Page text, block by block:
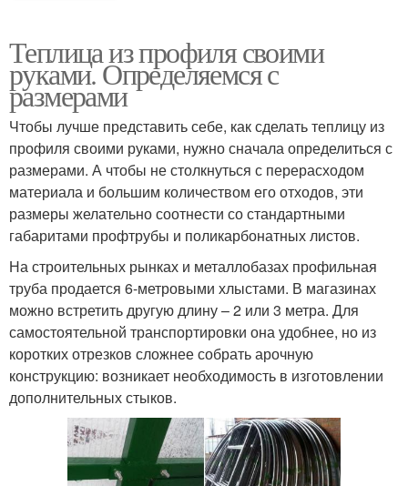
Теплица из профиля своими
руками. Определяемся с
размерами
Чтобы лучше представить себе, как сделать теплицу из
профиля своими руками, нужно сначала определиться с
размерами. А чтобы не столкнуться с перерасходом
материала и большим количеством его отходов, эти
размеры желательно соотнести со стандартными
габаритами профтрубы и поликарбонатных листов.
На строительных рынках и металлобазах профильная
труба продается 6-метровыми хлыстами. В магазинах
можно встретить другую длину – 2 или 3 метра. Для
самостоятельной транспортировки она удобнее, но из
коротких отрезков сложнее собрать арочную
конструкцию: возникает необходимость в изготовлении
дополнительных стыков.